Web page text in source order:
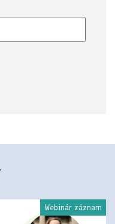
Webinár záznam